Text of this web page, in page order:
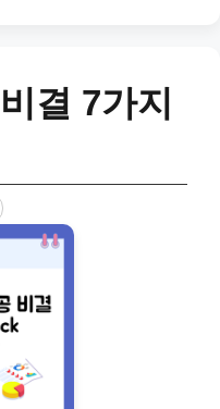
결 7가지